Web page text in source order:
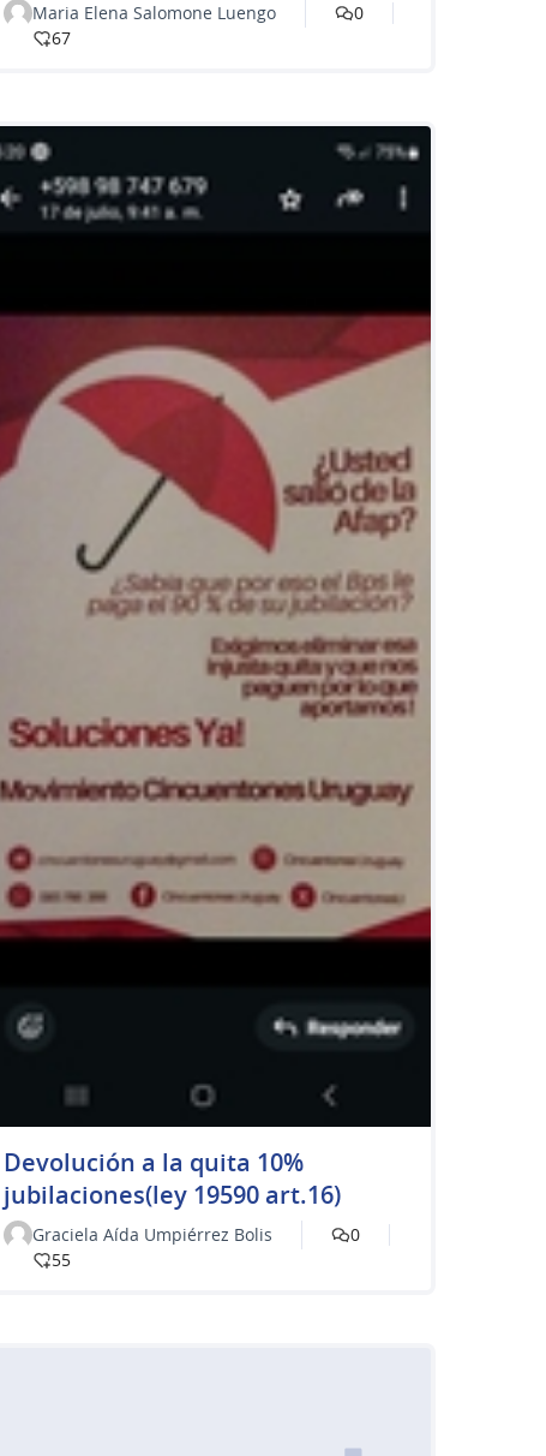
Maria Elena Salomone Luengo
0
67
Devolución a la quita 10%
jubilaciones(ley 19590 art.16)
Graciela Aída Umpiérrez Bolis
0
55